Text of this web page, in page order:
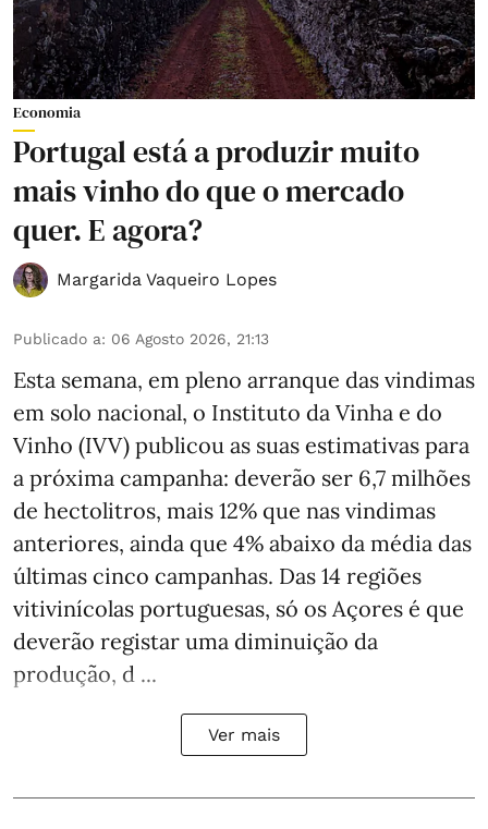
Economia
Portugal está a produzir muito
mais vinho do que o mercado
quer. E agora?
Margarida Vaqueiro Lopes
Publicado a: 06 Agosto 2026, 21:13
Esta semana, em pleno arranque das vindimas
em solo nacional, o Instituto da Vinha e do
Vinho (IVV) publicou as suas estimativas para
a próxima campanha: deverão ser 6,7 milhões
de hectolitros, mais 12% que nas vindimas
anteriores, ainda que 4% abaixo da média das
últimas cinco campanhas. Das 14 regiões
vitivinícolas portuguesas, só os Açores é que
deverão registar uma diminuição da
produção, d ...
Ver mais